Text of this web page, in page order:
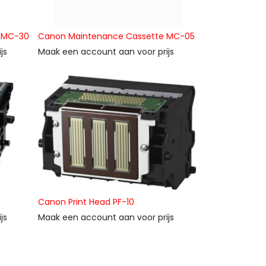
30
Canon Maintenance Cassette MC-05
Maak een account aan voor prijs
Canon Print Head PF-10
Maak een account aan voor prijs